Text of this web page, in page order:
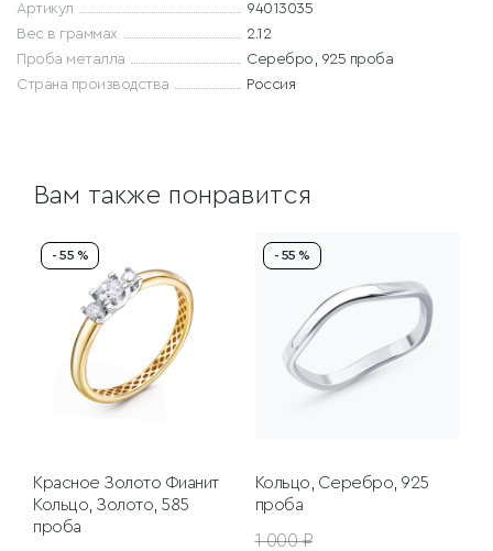
Артикул
94013035
Вес в граммах
2.12
Проба металла
Серебро, 925 проба
Страна производства
Россия
Вам также понравится
- 55 %
Красное Золото Фианит
Кольцо, Золото, 585
проба
- 55 %
Кольцо, Серебро, 925
проба
1 000 ₽